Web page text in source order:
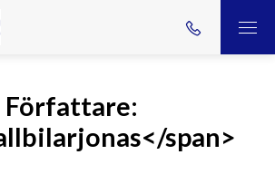
Författare:
span>